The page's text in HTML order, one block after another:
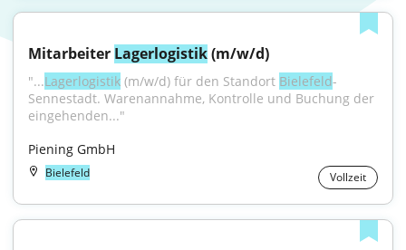
Mitarbeiter Lagerlogistik (m/w/d)
"...Lagerlogistik (m/w/d) für den Standort Bielefeld-
Sennestadt. Warenannahme, Kontrolle und Buchung der
eingehenden..."
Piening GmbH
Bielefeld Vollzeit